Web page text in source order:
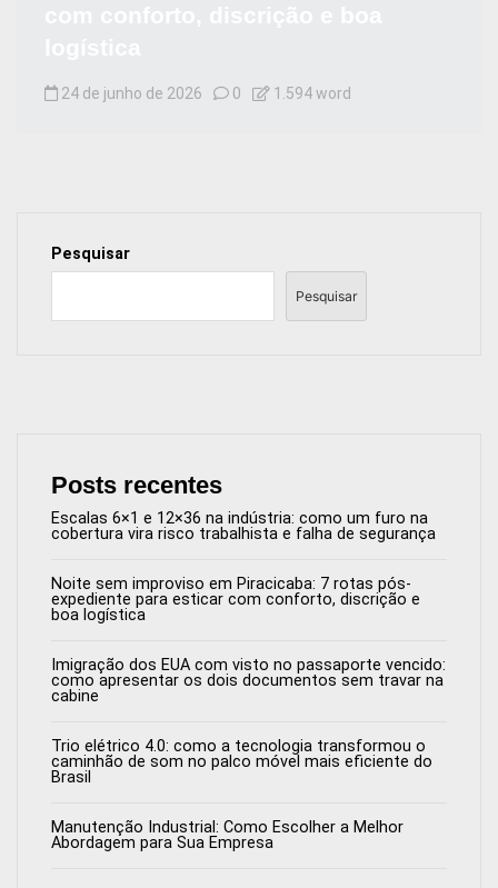
24 de junho de 2026 0 1.594 word
Pesquisar
Pesquisar
Posts recentes
Escalas 6×1 e 12×36 na indústria: como um furo na
cobertura vira risco trabalhista e falha de segurança
Noite sem improviso em Piracicaba: 7 rotas pós-
expediente para esticar com conforto, discrição e
boa logística
Imigração dos EUA com visto no passaporte vencido:
como apresentar os dois documentos sem travar na
cabine
Trio elétrico 4.0: como a tecnologia transformou o
caminhão de som no palco móvel mais eficiente do
Brasil
Manutenção Industrial: Como Escolher a Melhor
Abordagem para Sua Empresa